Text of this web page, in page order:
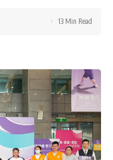
13 Min Read